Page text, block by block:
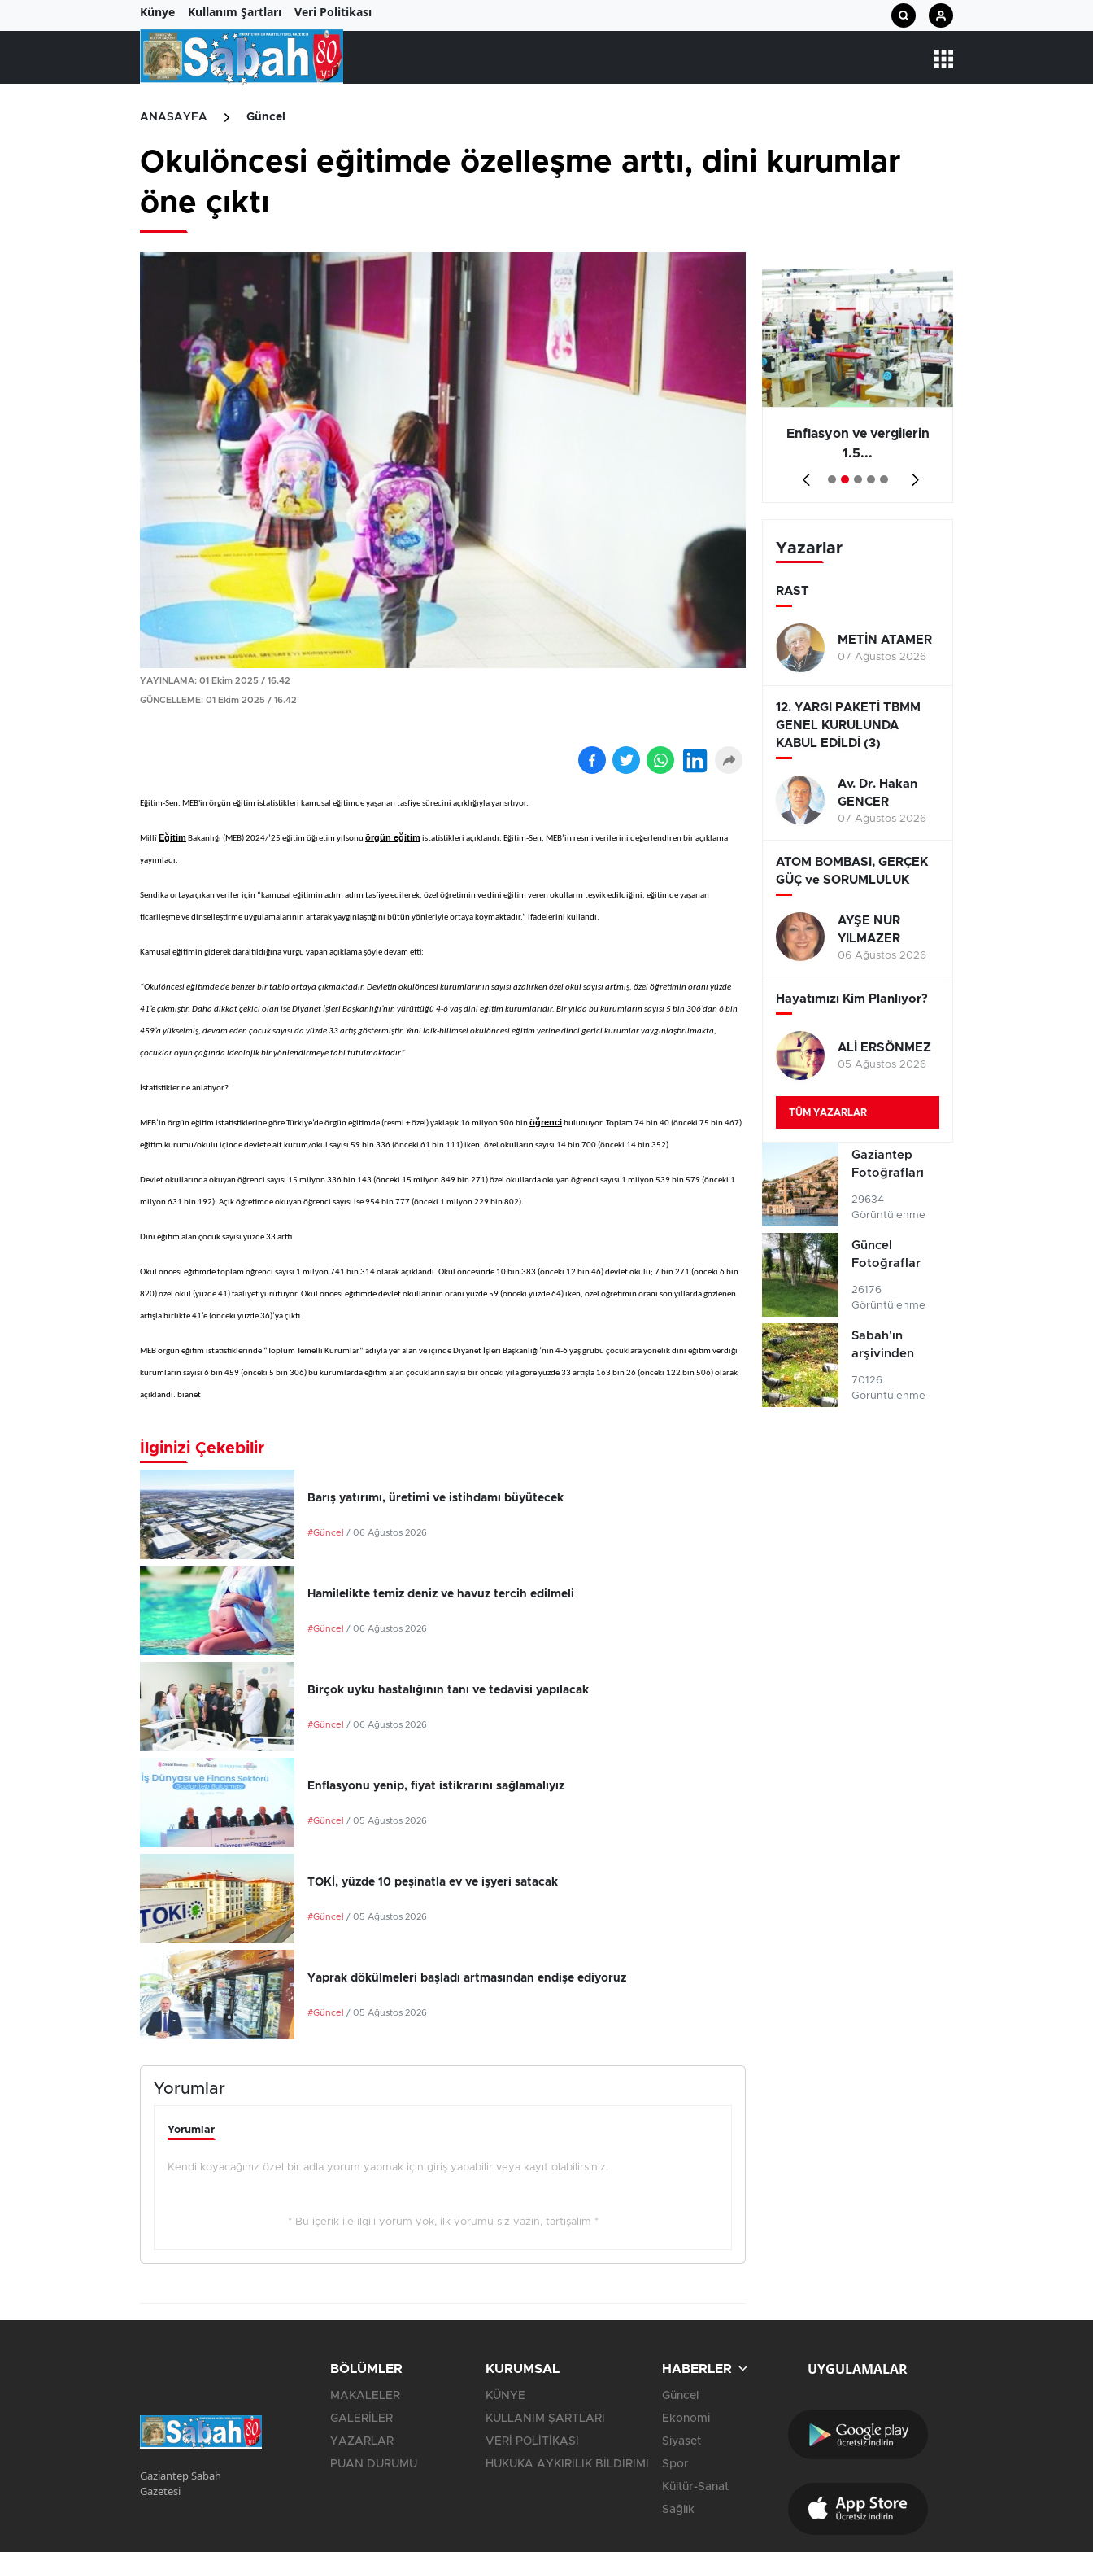
Künye Kullanım Şartları Veri Politikası
ANASAYFA Güncel
Okulöncesi eğitimde özelleşme arttı, dini kurumlar
öne çıktı
YAYINLAMA: 01 Ekim 2025 / 16.42
GÜNCELLEME: 01 Ekim 2025 / 16.42
Eğitim-Sen: MEB'in örgün eğitim istatistikleri kamusal eğitimde yaşanan tasfiye sürecini açıklığıyla yansıtıyor.
Millî EğitimBakanlığı (MEB) 2024/’25 eğitim öğretim yılsonu örgün eğitimistatistikleri açıklandı. Eğitim-Sen, MEB’in resmi verilerini değerlendiren bir açıklama
yayımladı.
Sendika ortaya çıkan veriler için “kamusal eğitimin adım adım tasfiye edilerek, özel öğretimin ve dini eğitim veren okulların teşvik edildiğini, eğitimde yaşanan
ticarileşme ve dinselleştirme uygulamalarının artarak yaygınlaştığını bütün yönleriyle ortaya koymaktadır.” ifadelerini kullandı.
Kamusal eğitimin giderek daraltıldığına vurgu yapan açıklama şöyle devam etti:
“Okulöncesi eğitimde de benzer bir tablo ortaya çıkmaktadır. Devletin okulöncesi kurumlarının sayısı azalırken özel okul sayısı artmış, özel öğretimin oranı yüzde
41’e çıkmıştır. Daha dikkat çekici olan ise Diyanet İşleri Başkanlığı’nın yürüttüğü 4-6 yaş dini eğitim kurumlarıdır. Bir yılda bu kurumların sayısı 5 bin 306’dan 6 bin
459’a yükselmiş, devam eden çocuk sayısı da yüzde 33 artış göstermiştir. Yani laik-bilimsel okulöncesi eğitim yerine dinci gerici kurumlar yaygınlaştırılmakta,
çocuklar oyun çağında ideolojik bir yönlendirmeye tabi tutulmaktadır.”
İstatistikler ne anlatıyor?
MEB’in örgün eğitim istatistiklerine göre Türkiye’de örgün eğitimde (resmi + özel) yaklaşık 16 milyon 906 binöğrencibulunuyor. Toplam 74 bin 40 (önceki 75 bin 467)
eğitim kurumu/okulu içinde devlete ait kurum/okul sayısı 59 bin 336 (önceki 61 bin 111) iken, özel okulların sayısı 14 bin 700 (önceki 14 bin 352).
Devlet okullarında okuyan öğrenci sayısı 15 milyon 336 bin 143 (önceki 15 milyon 849 bin 271) özel okullarda okuyan öğrenci sayısı 1 milyon 539 bin 579 (önceki 1
milyon 631 bin 192); Açık öğretimde okuyan öğrenci sayısı ise 954 bin 777 (önceki 1 milyon 229 bin 802).
Dini eğitim alan çocuk sayısı yüzde 33 arttı
Okul öncesi eğitimde toplam öğrenci sayısı 1 milyon 741 bin 314 olarak açıklandı. Okul öncesinde 10 bin 383 (önceki 12 bin 46) devlet okulu; 7 bin 271 (önceki 6 bin
820) özel okul (yüzde 41) faaliyet yürütüyor. Okul öncesi eğitimde devlet okullarının oranı yüzde 59 (önceki yüzde 64) iken, özel öğretimin oranı son yıllarda gözlenen
artışla birlikte 41’e (önceki yüzde 36)’ya çıktı.
MEB örgün eğitim istatistiklerinde “Toplum Temelli Kurumlar” adıyla yer alan ve içinde Diyanet İşleri Başkanlığı’nın 4-6 yaş grubu çocuklara yönelik dini eğitim verdiği
kurumların sayısı 6 bin 459 (önceki 5 bin 306) bu kurumlarda eğitim alan çocukların sayısı bir önceki yıla göre yüzde 33 artışla 163 bin 26 (önceki 122 bin 506) olarak
açıklandı. bianet
İlginizi Çekebilir
Barış yatırımı, üretimi ve istihdamı büyütecek
#Güncel / 06 Ağustos 2026
Hamilelikte temiz deniz ve havuz tercih edilmeli
#Güncel / 06 Ağustos 2026
Birçok uyku hastalığının tanı ve tedavisi yapılacak
#Güncel / 06 Ağustos 2026
Enflasyonu yenip, fiyat istikrarını sağlamalıyız
#Güncel / 05 Ağustos 2026
TOKİ, yüzde 10 peşinatla ev ve işyeri satacak
#Güncel / 05 Ağustos 2026
Yaprak dökülmeleri başladı artmasından endişe ediyoruz
#Güncel / 05 Ağustos 2026
Yorumlar
Yorumlar
Kendi koyacağınız özel bir adla yorum yapmak için giriş yapabilir veya kayıt olabilirsiniz.
* Bu içerik ile ilgili yorum yok, ilk yorumu siz yazın, tartışalım *
Birçok uyku hastalığının
Enflasyon ve vergilerin
1.5...
Yazarlar
RAST
METİN ATAMER
07 Ağustos 2026
12. YARGI PAKETİ TBMM
GENEL KURULUNDA
KABUL EDİLDİ (3)
Av. Dr. Hakan
GENCER
07 Ağustos 2026
ATOM BOMBASI, GERÇEK
GÜÇ ve SORUMLULUK
AYŞE NUR
YILMAZER
06 Ağustos 2026
Hayatımızı Kim Planlıyor?
ALİ ERSÖNMEZ
05 Ağustos 2026
TÜM YAZARLAR
Gaziantep
Fotoğrafları
29634
Görüntülenme
Güncel
Fotoğraflar
26176
Görüntülenme
Sabah'ın
arşivinden
70126
Görüntülenme
Gaziantep Sabah
Gazetesi
BÖLÜMLER
MAKALELER
GALERİLER
YAZARLAR
PUAN DURUMU
KURUMSAL
KÜNYE
KULLANIM ŞARTLARI
VERİ POLİTİKASI
HUKUKA AYKIRILIK BİLDİRİMİ
HABERLER
Güncel
Ekonomi
Siyaset
Spor
Kültür-Sanat
Sağlık
UYGULAMALAR